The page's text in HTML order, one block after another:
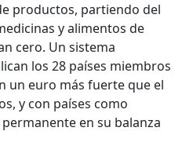
productos, partiendo del
y alimentos de
cero. Un sistema
los 28 países miembros
un euro más fuerte que el
y con países como
en su balanza